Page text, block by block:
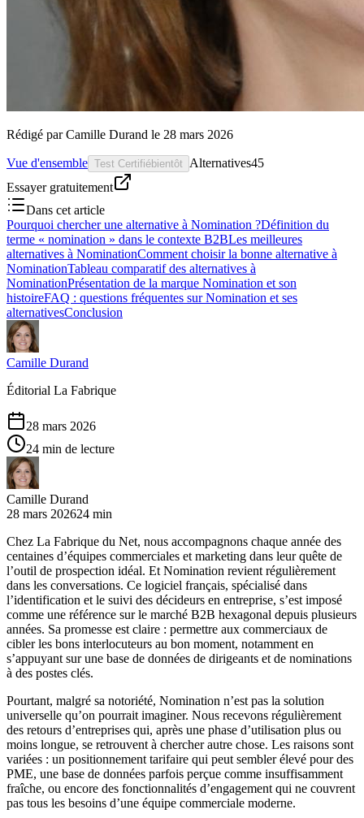
Rédigé par Camille Durand le 28 mars 2026
Vue d'ensemble Test Certifiébientôt Alternatives45
Essayer gratuitement
Dans cet article
Pourquoi chercher une alternative à Nomination ?Définition du
terme « nomination » dans le contexte B2BLes meilleures
alternatives à NominationComment choisir la bonne alternative à
NominationTableau comparatif des alternatives à
NominationPrésentation de la marque Nomination et son
histoireFAQ : questions fréquentes sur Nomination et ses
alternativesConclusion
Camille Durand
Éditorial La Fabrique
28 mars 2026
24 min de lecture
Camille Durand
28 mars 202624 min
Chez La Fabrique du Net, nous accompagnons chaque année des
centaines d’équipes commerciales et marketing dans leur quête de
l’outil de prospection idéal. Et Nomination revient régulièrement
dans les conversations. Ce logiciel français, spécialisé dans
l’identification et le suivi des décideurs en entreprise, s’est imposé
comme une référence sur le marché B2B hexagonal depuis plusieurs
années. Sa promesse est claire : permettre aux commerciaux de
cibler les bons interlocuteurs au bon moment, notamment en
s’appuyant sur une base de données de dirigeants et de nominations
à des postes clés.
Pourtant, malgré sa notoriété, Nomination n’est pas la solution
universelle qu’on pourrait imaginer. Nous recevons régulièrement
des retours d’entreprises qui, après une phase d’utilisation plus ou
moins longue, se retrouvent à chercher autre chose. Les raisons sont
variées : un positionnement tarifaire qui peut sembler élevé pour des
PME, une base de données parfois perçue comme insuffisamment
fraîche, ou encore des fonctionnalités d’engagement qui ne couvrent
pas tous les besoins d’une équipe commerciale moderne.